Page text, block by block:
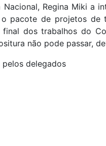
Regina Miki a
pacote de projetos de
dos trabalhos do
não pode passar,
delegados